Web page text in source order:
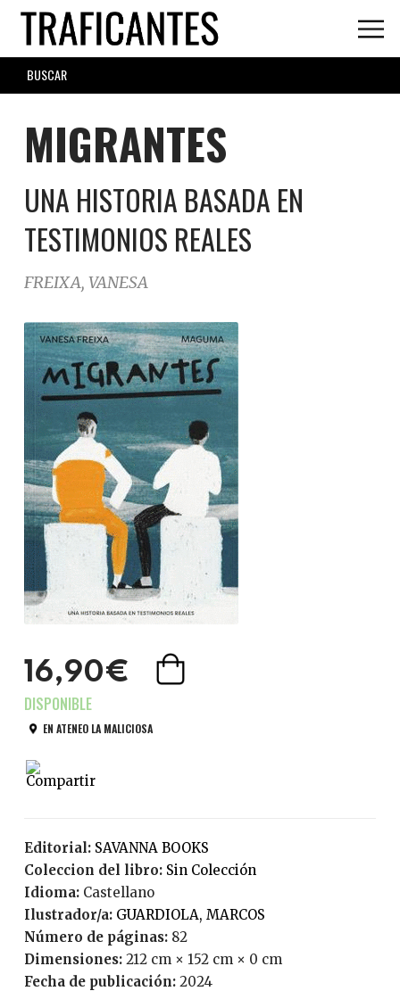
Skip
main
content
SEARCH
FORM
MIGRANTES
UNA HISTORIA BASADA EN
TESTIMONIOS REALES
FREIXA, VANESA
16,90€
EN ATENEO LA MALICIOSA
Editorial:
SAVANNA BOOKS
Coleccion del libro:
Sin Colección
Idioma:
Castellano
Ilustrador/a:
GUARDIOLA, MARCOS
Número de páginas:
82
Dimensiones: 212 cm × 152 cm × 0 cm
Fecha de publicación:
2024